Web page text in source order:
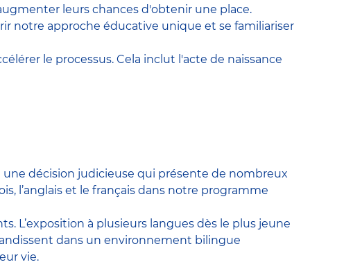
leurs chances d'obtenir une place.
notre approche éducative unique et se familiariser
le processus. Cela inclut l'acte de naissance
décision judicieuse qui présente de nombreux
l’anglais et le français dans notre programme
L’exposition à plusieurs langues dès le plus jeune
dans un environnement bilingue
vie.